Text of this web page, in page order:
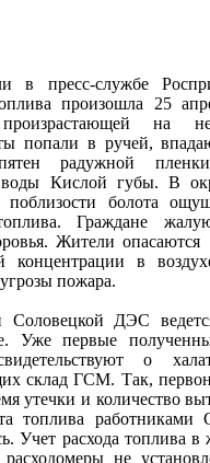
в пресс-службе
произошла 25
на нем
попали в ручей,
радужной
воды Кислой губы. В
поблизости болота
Граждане
Жители
концентрации в
пожара.
ДЭС
Уже первые
о
склад ГСМ. Так,
утечки и количество
топлива
Учет расхода топлива в
не